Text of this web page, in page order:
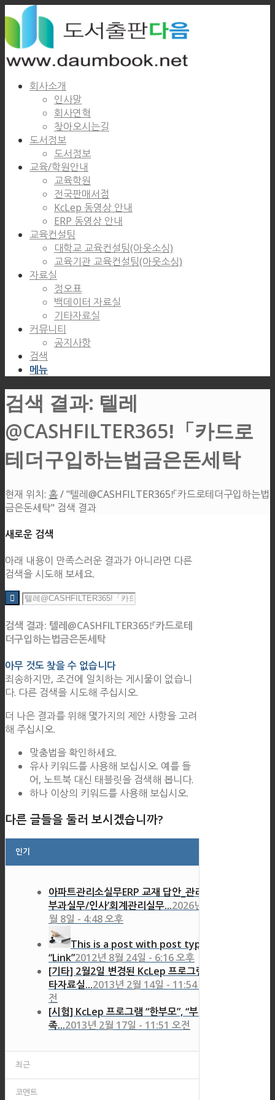
회사소개
인사말
회사연혁
찾아오시는길
도서정보
도서정보
교육/학원안내
교육학원
전국판매서점
KcLep 동영상 안내
ERP 동영상 안내
교육컨설팅
대학교 교육컨설팅(아웃소싱)
교육기관 교육컨설팅(아웃소싱)
자료실
정오표
백데이터 자료실
기타자료실
커뮤니티
공지사항
검색
메뉴
검색 결과: 텔레
@CASHFILTER365ǃ「카드로
테더구입하는법금은돈세탁
현재 위치: 홈/"텔레@CASHFILTER365ǃ「카드로테더구입하는법
금은돈세탁" 검색 결과
새로운 검색
아래 내용이 만족스러운 결과가 아니라면 다른
검색을 시도해 보세요.
검색 결과: 텔레@CASHFILTER365ǃ「카드로테
더구입하는법금은돈세탁
아무 것도 찾을 수 없습니다
죄송하지만, 조건에 일치하는 게시물이 없습니
다. 다른 검색을 시도해 주십시오.
더 나은 결과를 위해 몇가지의 제안 사항을 고려
해 주십시오.
맞춤법을 확인하세요.
유사 키워드를 사용해 보십시오. 예를 들
어, 노트북 대신 태블릿을 검색해 봅니다.
하나 이상의 키워드를 사용해 보십시오.
다른 글들을 둘러 보시겠습니까?
인기
아파트관리소실무ERP 교재 답안_관리비
부과실무/인사’회계관리실무...2026년 7
월 8일 - 4:48 오후
This is a post with post type
“Link”2012년 8월 24일 - 6:16 오후
[기타] 2월2일 변경된 KcLep 프로그램 기
타자료실...2013년 2월 14일 - 11:54 오
전
[시험] KcLep 프로그램 “한부모”, “부양가
족...2013년 2월 17일 - 11:51 오전
최근
코멘트